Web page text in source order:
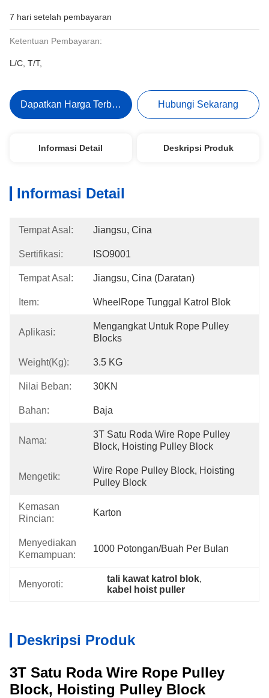
7 hari setelah pembayaran
Ketentuan Pembayaran:
L/C, T/T,
Dapatkan Harga Terbaik Hubungi Sekarang
Informasi Detail Deskripsi Produk
Informasi Detail
Tempat Asal: Jiangsu, Cina
Sertifikasi: ISO9001
Tempat Asal: Jiangsu, Cina (daratan)
Item: WheelRope Tunggal Katrol Blok
Aplikasi:
Mengangkat Untuk Rope Pulley
Blocks
Weight(kg): 3.5 KG
Nilai Beban: 30KN
Bahan: Baja
Nama:
3T Satu Roda Wire Rope Pulley
Block, Hoisting Pulley Block
Mengetik:
Wire Rope Pulley Block, Hoisting
Pulley Block
Kemasan
Rincian:
Karton
Menyediakan
Kemampuan:
1000 Potongan/buah Per Bulan
Menyoroti:
tali kawat katrol blok,
kabel hoist puller
Deskripsi Produk
3T Satu Roda Wire Rope Pulley
Block, Hoisting Pulley Block